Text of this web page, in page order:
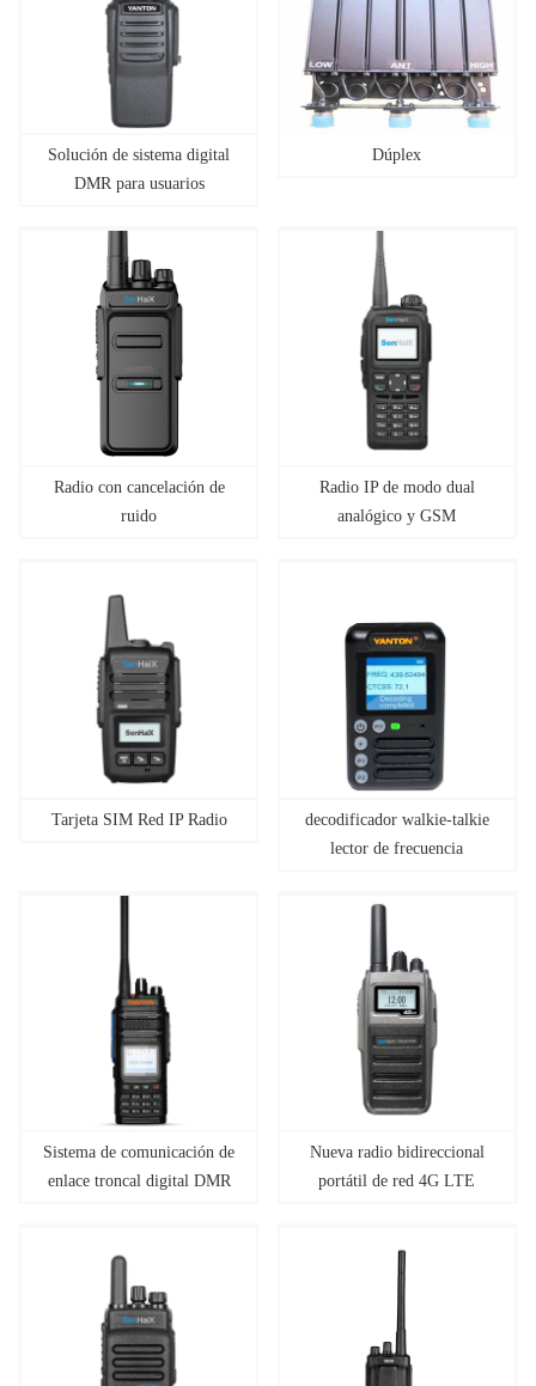
Solución de sistema digital
DMR para usuarios
Dúplex
Radio con cancelación de
ruido
Radio IP de modo dual
analógico y GSM
Tarjeta SIM Red IP Radio
decodificador walkie-talkie
lector de frecuencia
frecuencia contador de
frecuencia digital/analógico
Sistema de comunicación de
enlace troncal digital DMR
Nueva radio bidireccional
portátil de red 4G LTE